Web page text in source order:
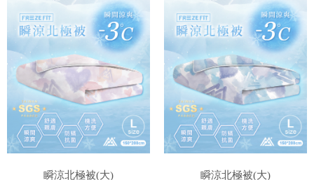
瞬涼北極被(大)
瞬涼北極被(大)